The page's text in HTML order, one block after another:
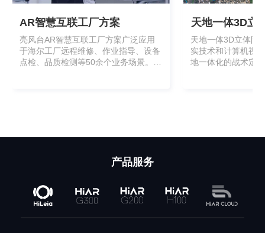
AR智慧互联工厂方案
亮风台AR智慧互联工厂方案广泛应用
于海尔工厂远程维修、作业指导、设备
点检、品质检测等50余个业务场景。先
天地一体3D立
天地一体3D立体防
实技术和计算机视
地一体化的战术定
产品服务